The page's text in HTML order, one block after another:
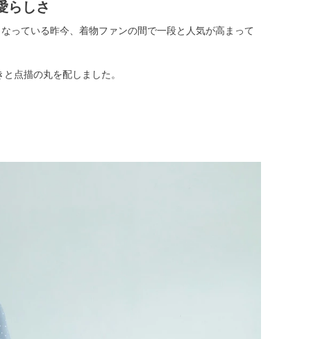
らしさ
っている昨今、着物ファンの間で一段と人気が高まって
点描の丸を配しました。